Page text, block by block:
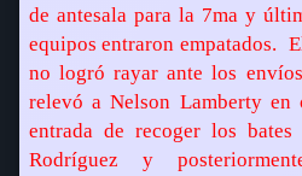
de antesala para la 7ma y
equipos entraron empatados.
no logró rayar ante los
relevó a Nelson Lamberty en
entrada de recoger los
Rodríguez y